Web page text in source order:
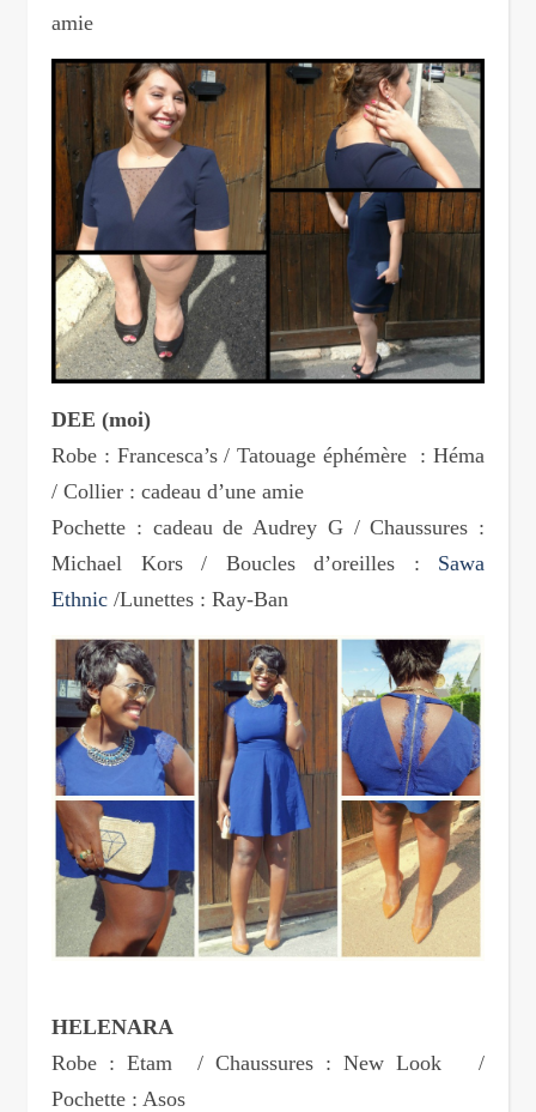
amie
DEE (moi)
Robe : Francesca’s / Tatouage éphémère : Héma
/ Collier : cadeau d’une amie
Pochette : cadeau de Audrey G / Chaussures :
Michael Kors / Boucles d’oreilles : Sawa
Ethnic /Lunettes : Ray-Ban
HELENARA
Robe : Etam / Chaussures : New Look /
Pochette : Asos